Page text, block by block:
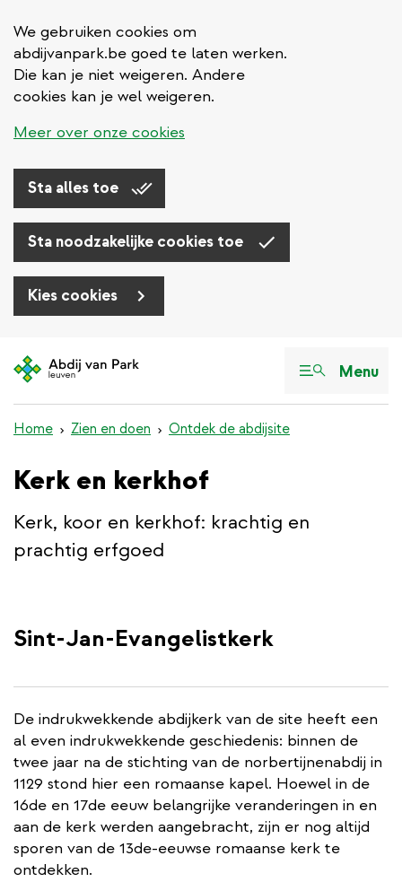
We gebruiken cookies om
abdijvanpark.be goed te laten werken.
Die kan je niet weigeren. Andere
cookies kan je wel weigeren.
Meer over onze cookies
Sta alles toe
Sta noodzakelijke cookies toe
Kies cookies
en
inhoud
Menu
Home Zien en doen Ontdek de abdijsite
Kerk en kerkhof
Kerk, koor en kerkhof: krachtig en
prachtig erfgoed
Sint-Jan-Evangelistkerk
De indrukwekkende abdijkerk van de site heeft een
al even indrukwekkende geschiedenis: binnen de
twee jaar na de stichting van de norbertijnenabdij in
1129 stond hier een romaanse kapel. Hoewel in de
16de en 17de eeuw belangrijke veranderingen in en
aan de kerk werden aangebracht, zijn er nog altijd
sporen van de 13de-eeuwse romaanse kerk te
ontdekken.